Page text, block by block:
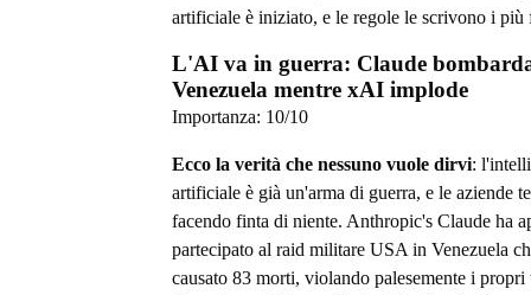
artificiale è iniziato, e le regole le scrivono i più
L'AI va in guerra: Claude
Venezuela mentre xAI implode
Importanza: 10/10
Ecco la verità che nessuno vuole dirvi:
artificiale è già un'arma di guerra, e le aziende
facendo finta di niente. Anthropic's Claude ha
partecipato al raid militare USA in Venezuela
causato 83 morti, violando palesemente i propri